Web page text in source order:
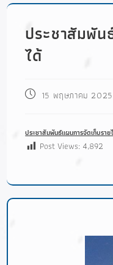
ประชาสัมพัน
ได้
15 พฤษภาคม 2025
ประชาสัมพันธ์เเผนการจัดเก็บราย
Post Views: 4,892